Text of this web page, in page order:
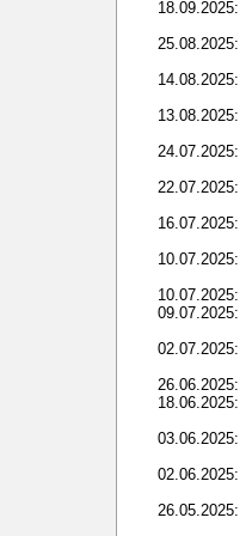
18.09.2025:
25.08.2025:
14.08.2025:
13.08.2025:
24.07.2025:
22.07.2025:
16.07.2025:
10.07.2025:
10.07.2025:
09.07.2025:
02.07.2025:
26.06.2025:
18.06.2025:
03.06.2025:
02.06.2025:
26.05.2025: